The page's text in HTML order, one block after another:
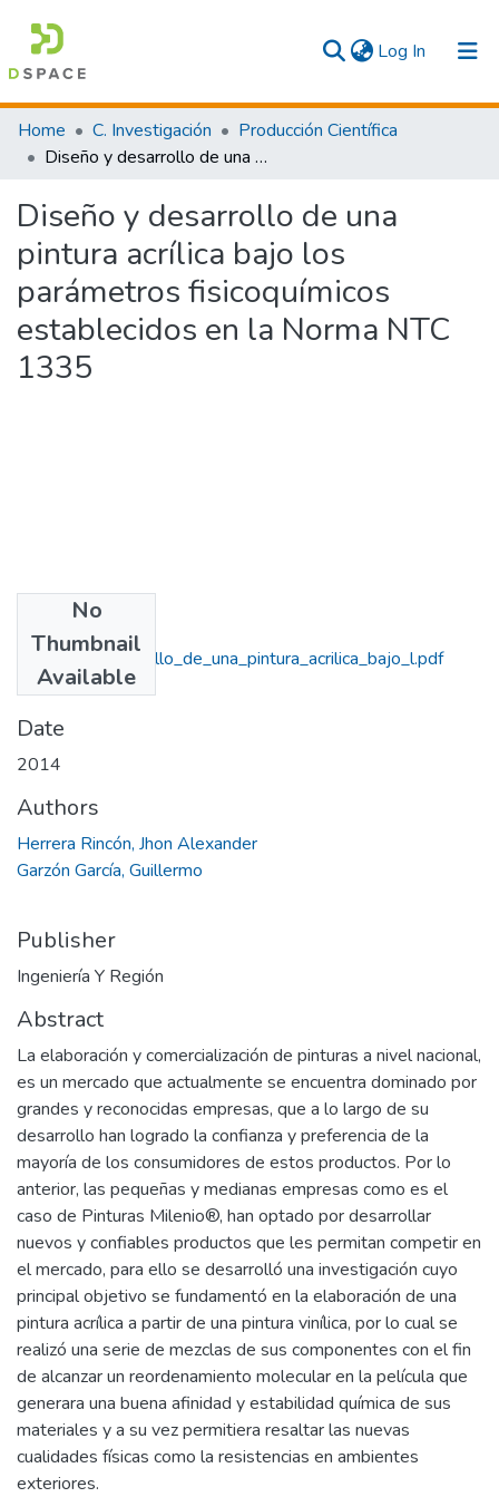
Log In (current)
Communities & Collections
Statistics
Home C. Investigación
Producción Científica
Diseño y desarrollo de una pintura acrílica bajo los parámetros fisicoquímicos establecidos en la Norma NTC 1335
Diseño y desarrollo de una
pintura acrílica bajo los
parámetros fisicoquímicos
establecidos en la Norma NTC
1335
No
Thumbnail
Available
Diseno_y_desarrollo_de_una_pintura_acrilica_bajo_l.pdf
(275.29 KB)
Date
2014
Authors
Herrera Rincón, Jhon Alexander
Garzón García, Guillermo
Publisher
Ingeniería Y Región
Abstract
La elaboración y comercialización de pinturas a nivel nacional,
es un mercado que actualmente se encuentra dominado por
grandes y reconocidas empresas, que a lo largo de su
desarrollo han logrado la confianza y preferencia de la
mayoría de los consumidores de estos productos. Por lo
anterior, las pequeñas y medianas empresas como es el
caso de Pinturas Milenio®, han optado por desarrollar
nuevos y confiables productos que les permitan competir en
el mercado, para ello se desarrolló una investigación cuyo
principal objetivo se fundamentó en la elaboración de una
pintura acrílica a partir de una pintura vinílica, por lo cual se
realizó una serie de mezclas de sus componentes con el fin
de alcanzar un reordenamiento molecular en la película que
generara una buena afinidad y estabilidad química de sus
materiales y a su vez permitiera resaltar las nuevas
cualidades físicas como la resistencias en ambientes
exteriores.